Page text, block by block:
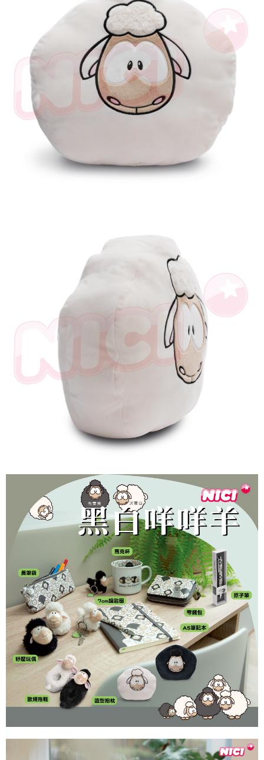
１．透過由恩沛科技股份有限公司提供之「AFTEE先享後付」服務完成之交
易，需依本服務之必要範圍內提供個人資料，並將交易相關給付款項請求債
權轉讓予恩沛科技股份有限公司。
２．關於個人資料處理事宜，請瀏覽以下網址：
https://aftee.tw/terms/#terms3
３．未成年的使用者請事先徵得法定代理人或監護人之同意方可使用
「AFTEE先享後付」，若未經同意申辦者引起之損失，本公司不負相關責
４．使用「AFTEE先享後付」時，將依據個別帳號之用戶狀況，依本公司即
時審查核予不同之上限額度；若仍有額度不足之情形，本公司將視審查結果
請求用戶進行身份認證。
５．嚴禁一人註冊多個帳號或使用他人資訊註冊。若發現惡意使用之情形，
恩沛科技股份有限公司將有權停止該用戶之使用額度並採取法律行動。